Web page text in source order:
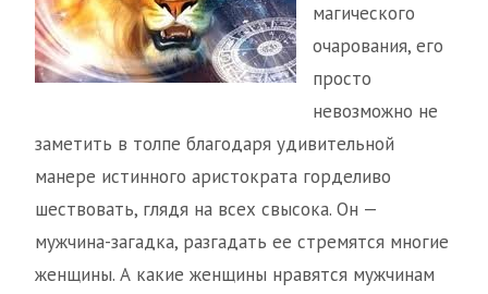
магического
очарования, его
просто
невозможно не
заметить в толпе благодаря удивительной
манере истинного аристократа горделиво
шествовать, глядя на всех свысока. Он —
мужчина-загадка, разгадать ее стремятся многие
женщины. А какие женщины нравятся мужчинам